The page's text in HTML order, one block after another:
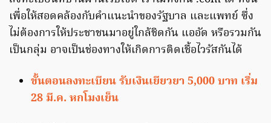
เพื่อให้สอดคล้องกับคำแนะนำของรัฐบาล และแพทย์ ซึ่ง
ไม่ต้องการให้ประชาชนมาอยู่ใกล้ชิดกัน แออัด หรือรวมกัน
เป็นกลุ่ม อาจเป็นช่องทางให้เกิดการติดเชื้อไวรัสกันได้
ขั้นตอนลงทะเบียน รับเงินเยียวยา 5,000 บาท เริ่ม
28 มี.ค. หกโมงเย็น